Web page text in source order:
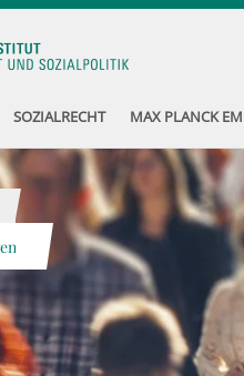
SOZIALRECHT MAX PLANCK